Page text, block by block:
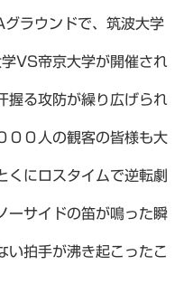
グラウンドで、筑波大学
VS帝京大学が開催され
握る攻防が繰り広げられ
００人の観客の皆様も大
くにロスタイムで逆転劇
ーサイドの笛が鳴った瞬
い拍手が沸き起こったこ